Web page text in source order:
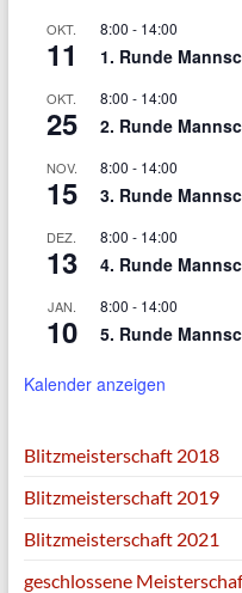
OKT.
11
8:00 - 14:00
1. Runde
OKT.
25
8:00 - 14:00
2. Runde
NOV.
15
8:00 - 14:00
3. Runde
DEZ.
13
8:00 - 14:00
4. Runde
JAN.
10
8:00 - 14:00
5. Runde
Kalender anzeigen
Blitzmeisterschaft 2018
Blitzmeisterschaft 2019
Blitzmeisterschaft 2021
geschlossene